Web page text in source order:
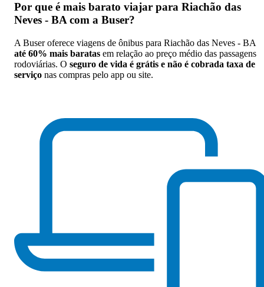
Por que é mais barato viajar para Riachão das
Neves - BA com a Buser?
A Buser oferece viagens de ônibus para Riachão das Neves - BA
até 60% mais baratas em relação ao preço médio das passagens
rodoviárias. O seguro de vida é grátis e não é cobrada taxa de
serviço nas compras pelo app ou site.